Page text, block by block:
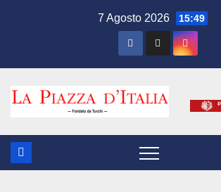
7 Agosto 2026 15:49